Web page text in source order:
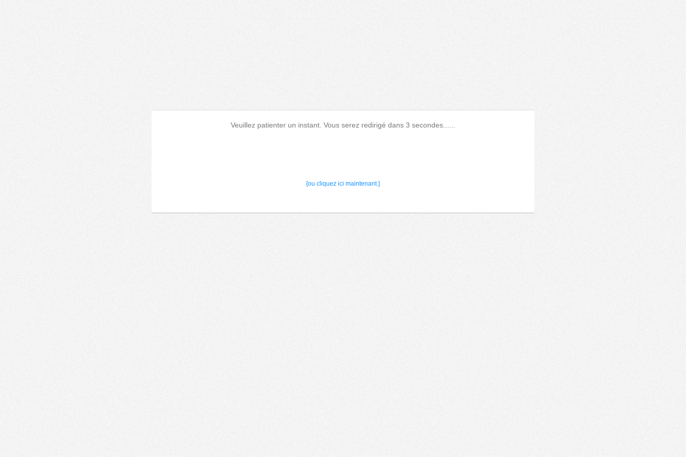
Veuillez patienter un instant. Vous serez redirigé dans 3 secondes......
[ou cliquez ici maintenant.]